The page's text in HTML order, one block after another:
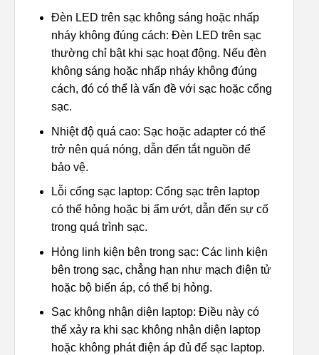
Đèn LED trên sạc không sáng hoặc nhấp
nháy không đúng cách: Đèn LED trên sạc
thường chỉ bật khi sạc hoạt động. Nếu đèn
không sáng hoặc nhấp nháy không đúng
cách, đó có thể là vấn đề với sạc hoặc cổng
sạc.
Nhiệt độ quá cao: Sạc hoặc adapter có thể
trở nên quá nóng, dẫn đến tắt nguồn để
bảo vệ.
Lỗi cổng sạc laptop: Cổng sạc trên laptop
có thể hỏng hoặc bị ẩm ướt, dẫn đến sự cố
trong quá trình sạc.
Hỏng linh kiện bên trong sạc: Các linh kiện
bên trong sạc, chẳng hạn như mạch điện tử
hoặc bộ biến áp, có thể bị hỏng.
Sạc không nhận diện laptop: Điều này có
thể xảy ra khi sạc không nhận diện laptop
hoặc không phát điện áp đủ để sạc laptop.